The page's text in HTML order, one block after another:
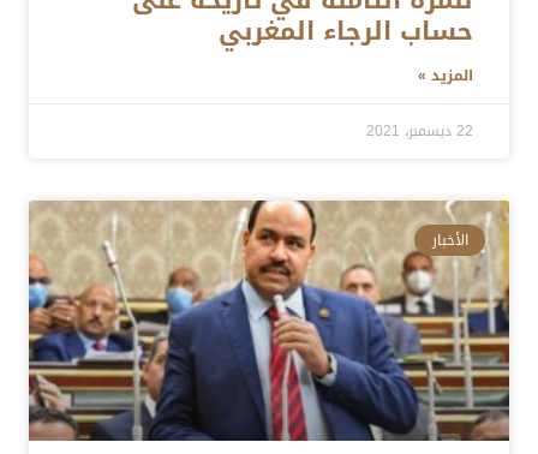
حساب الرجاء المغربي
المزيد »
22 ديسمبر، 2021
الأخبار